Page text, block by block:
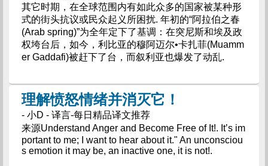
其它时期，在全球范围内有如此众多的国家被某种形
式的街头抗议或民众起义所困扰. 年初的“阿拉伯之春
(Arab spring)”为全年定下了基调：在突尼斯和埃及政
权垮台后，如今，利比亚的穆阿迈尔•卡扎菲(Muamm
er Gaddafi)被赶下了台，而叙利亚也爆发了动乱.
理解愤怒情绪并消灭它！
- 小D - 译言-每日精品译文推荐
来源Understand Anger and Become Free of It!. It’s im
portant to me; I want to hear about it." An unconsciou
s emotion it may be, an inactive one, it is not!.